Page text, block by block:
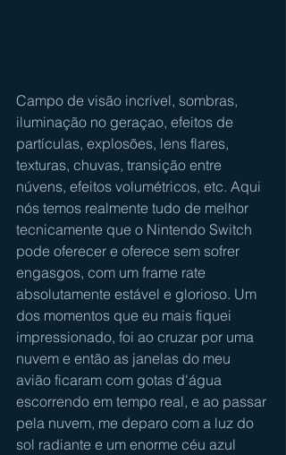
Campo de visão incrível, sombras,
iluminação no geraçao, efeitos de
partículas, explosões, lens flares,
texturas, chuvas, transição entre
núvens, efeitos volumétricos, etc. Aqui
nós temos realmente tudo de melhor
tecnicamente que o Nintendo Switch
pode oferecer e oferece sem sofrer
engasgos, com um frame rate
absolutamente estável e glorioso. Um
dos momentos que eu mais fiquei
impressionado, foi ao cruzar por uma
nuvem e então as janelas do meu
avião ficaram com gotas d'água
escorrendo em tempo real, e ao passar
pela nuvem, me deparo com a luz do
sol radiante e um enorme céu azul